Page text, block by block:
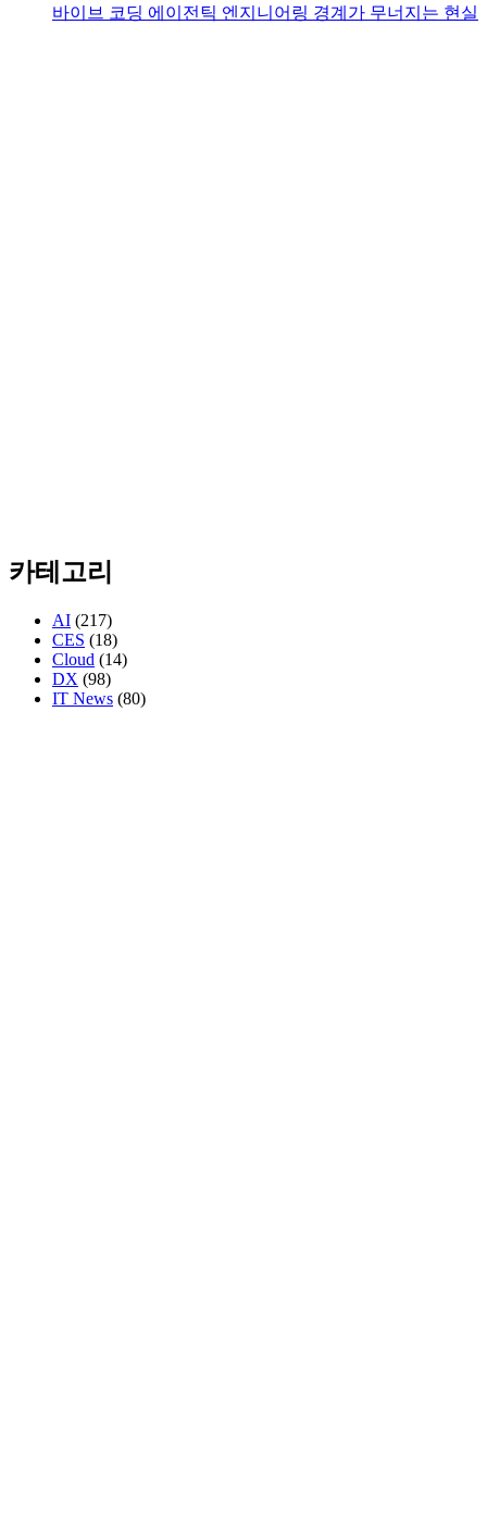
바이브 코딩 에이전틱 엔지니어링 경계가 무너지는 현실
카테고리
AI (217)
CES (18)
Cloud (14)
DX (98)
IT News (80)